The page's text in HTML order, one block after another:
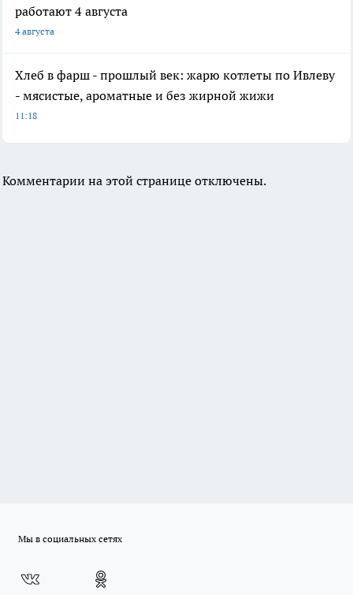
работают 4 августа
4 августа
Хлеб в фарш - прошлый век: жарю котлеты по Ивлеву
- мясистые, ароматные и без жирной жижи
11:18
Комментарии на этой странице отключены.
Мы в социальных сетях